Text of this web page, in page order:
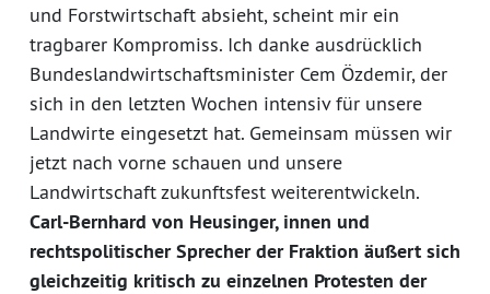
und Forstwirtschaft absieht, scheint mir ein
tragbarer Kompromiss. Ich danke ausdrücklich
Bundeslandwirtschaftsminister Cem Özdemir, der
sich in den letzten Wochen intensiv für unsere
Landwirte eingesetzt hat. Gemeinsam müssen wir
jetzt nach vorne schauen und unsere
Landwirtschaft zukunftsfest weiterentwickeln.
Carl-Bernhard von Heusinger, innen und
rechtspolitischer Sprecher der Fraktion äußert sich
gleichzeitig kritisch zu einzelnen Protesten der